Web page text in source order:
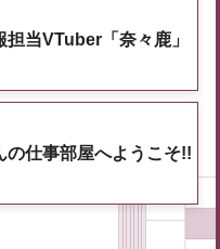
担当VTuber「奈々鹿」
の仕事部屋へようこそ!!